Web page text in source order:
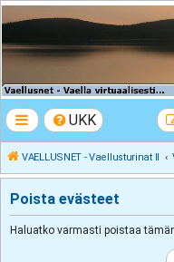
VAELLUSNET -
Vaellusturinat II
UKK
VAELLUSNET - Vaellusturinat II
Poista evästeet
Haluatko varmasti poistaa